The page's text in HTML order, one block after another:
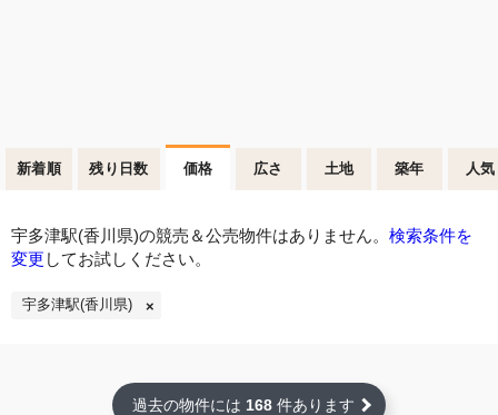
新着順 残り日数 価格 広さ 土地 築年 人気
宇多津駅(香川県)の競売＆公売物件はありません。 検索条件を
変更 してお試しください。
宇多津駅(香川県)
過去の物件には 168 件あります